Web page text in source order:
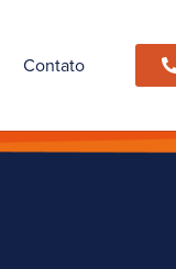
Contato